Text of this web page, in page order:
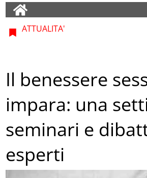
ATTUALITA'
Il benessere
impara: una
seminari e
esperti